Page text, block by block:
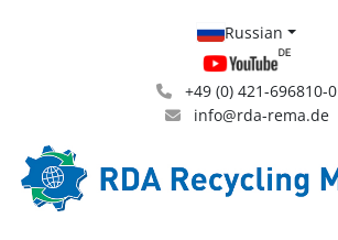
+49 (0) 421-696810-0
info@rda-rema.de
Russian